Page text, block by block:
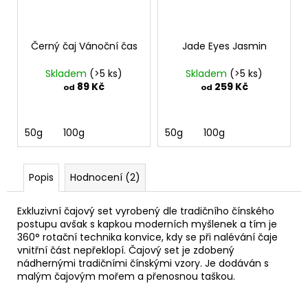
Černý čaj Vánoční čas
Skladem (>5 ks)
od 89 Kč
50g 100g
Jade Eyes Jasmin
Skladem (>5 ks)
od 259 Kč
50g 100g
Popis Hodnocení (2)
Exkluzivní čajový set vyrobený dle tradičního čínského
postupu avšak s kapkou moderních myšlenek a tím je
360° rotační technika konvice, kdy se při nalévání čaje
vnitřní část nepřeklopí. Čajový set je zdobený
nádhernými tradičními čínskými vzory. Je dodáván s
malým čajovým mořem a přenosnou taškou.